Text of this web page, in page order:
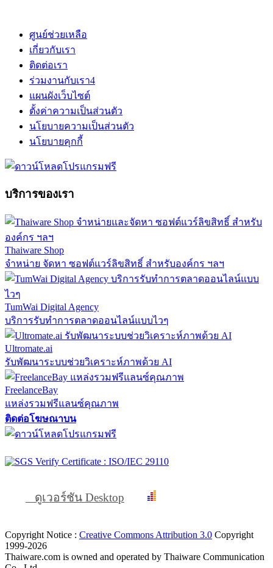
ศูนย์ช่วยเหลือ
เกี่ยวกับเรา
ติดต่อเรา
ร่วมงานกับเรา4
แผนผังเว็บไซต์
ตั้งค่าความเป็นส่วนตัว
นโยบายความเป็นส่วนตัว
นโยบายคุกกี้
บริการของเรา
Thaiware Shop
จำหน่าย จัดหา ซอฟต์แวร์ลิขสิทธิ์ สำหรับองค์กร ฯลฯ
TumWai Digital Agency
บริการรับทำการตลาดออนไลน์แบบไวๆ
Ultromate.ai
รับพัฒนาระบบช่วยวิเคราะห์ภาพด้วย AI
FreelanceBay
แหล่งรวมฟรีแลนซ์คุณภาพ
ติดต่อโฆษณาบน
ดูเวอร์ชัน Desktop
Copyright Notice : Creative Commons Attribution 3.0 Copyright
1999-2026
Thaiware.com is owned and operated by Thaiware Communication